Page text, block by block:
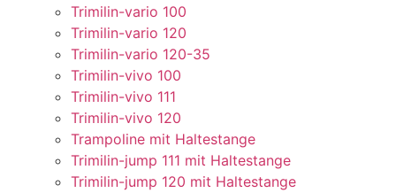
Trimilin-vario 100
Trimilin-vario 120
Trimilin-vario 120-35
Trimilin-vivo 100
Trimilin-vivo 111
Trimilin-vivo 120
Trampoline mit Haltestange
Trimilin-jump 111 mit Haltestange
Trimilin-jump 120 mit Haltestange